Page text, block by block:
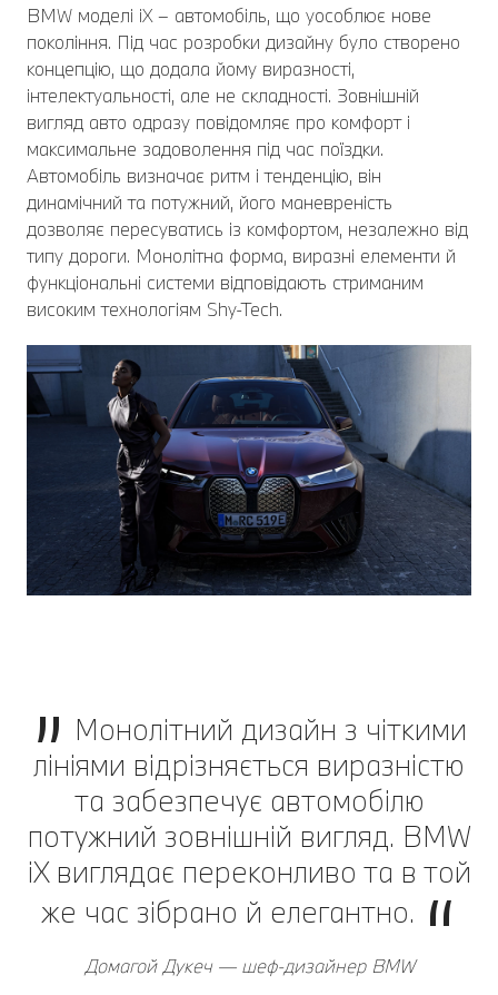
BMW моделі iX – автомобіль, що уособлює нове
покоління. Під час розробки дизайну було створено
концепцію, що додала йому виразності,
інтелектуальності, але не складності. Зовнішній
вигляд авто одразу повідомляє про комфорт і
максимальне задоволення під час поїздки.
Автомобіль визначає ритм і тенденцію, він
динамічний та потужний, його маневреність
дозволяє пересуватись із комфортом, незалежно від
типу дороги. Монолітна форма, виразні елементи й
функціональні системи відповідають стриманим
високим технологіям Shy-Tech.
Монолітний дизайн з чіткими
лініями відрізняється виразністю
та забезпечує автомобілю
потужний зовнішній вигляд. BMW
iX виглядає переконливо та в той
же час зібрано й елегантно.
Домагой Дукеч — шеф-дизайнер BMW